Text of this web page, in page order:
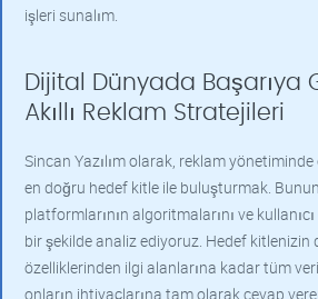
işleri sunalım.
Dijital Dünyada Başarıya
Akıllı Reklam Stratejileri
Sincan Yazılım olarak, reklam
en doğru hedef kitle ile buluşturmak.
platformlarının algoritmalarını ve kullanıcı
bir şekilde analiz ediyoruz. Hedef kitlenizin
özelliklerinden ilgi alanlarına kadar tüm
onların ihtiyaçlarına tam olarak cevap